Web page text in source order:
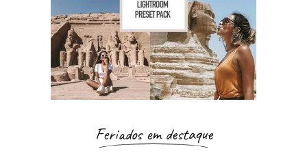
Feriados em destaque